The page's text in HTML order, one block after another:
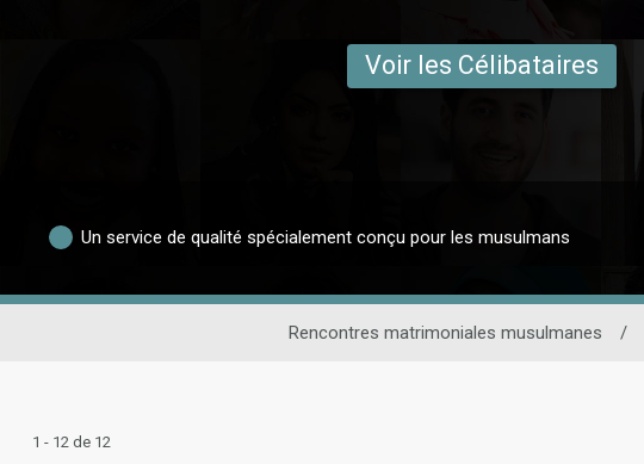
Voir les Célibataires
Un service de qualité spécialement conçu pour les musulmans
Rencontres matrimoniales musulmanes /
1 - 12 de 12